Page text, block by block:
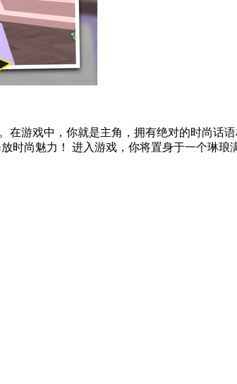
在游戏中，你就是主角，拥有绝对的时尚
时尚魅力！ 进入游戏，你将置身于一个琳琅